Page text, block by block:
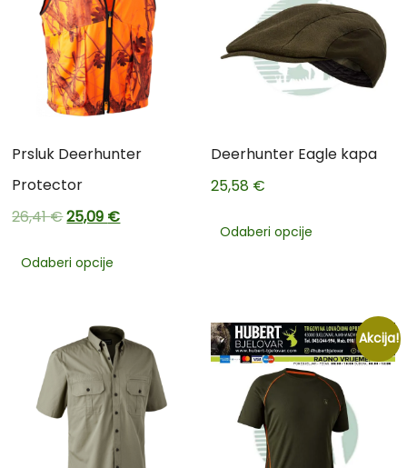
Prsluk Deerhunter
Protector
26,41€25,09 €
Odaberi opcije
Deerhunter Eagle kapa
25,58 €
Odaberi opcije
Akcija!